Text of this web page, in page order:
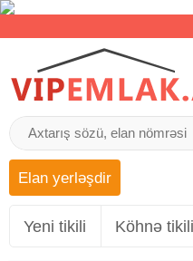
Elan yerləşdir
Yeni tikili Köhnə tikili